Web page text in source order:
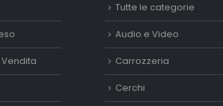
Tutte le categorie
Audio e Video
Carrozzeria
Cerchi